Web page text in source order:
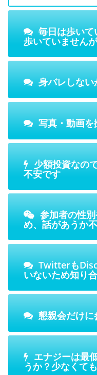
毎日は歩いて
歩いていません
身バレしない
写真・動画を
少額投資なの
不安です
参加者の性
め、話があうか
Twitterも
いないため知り
懇親会だけに
エナジーは最
うか？少なくて